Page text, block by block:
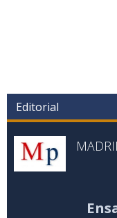
Editorial